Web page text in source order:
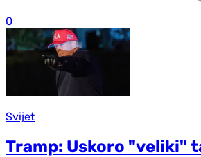
0
Svijet
Tramp: Uskoro "veliki"